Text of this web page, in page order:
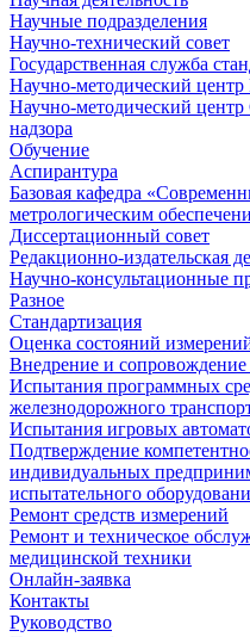
Научные подразделения
Научно-технический совет
Государственная служба
Научно-методический
Научно-методический
надзора
Обучение
Аспирантура
Базовая кафедра
метрологическим
Диссертационный совет
Редакционно-издательская
Научно-консультационные
Разное
Стандартизация
Оценка состояний
Внедрение и
Испытания программных
железнодорожного
Испытания игровых
Подтверждение
индивидуальных
испытательного
Ремонт средств измерений
Ремонт и техническое
медицинской техники
Онлайн-заявка
Контакты
Руководство